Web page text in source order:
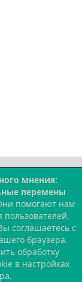
мнения:
перемены
помогают нам
пользователей.
соглашаетесь с
браузера.
обработку
в настройках